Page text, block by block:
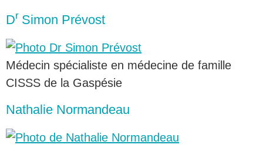
Dr Simon Prévost
Médecin spécialiste en médecine de famille
CISSS de la Gaspésie
Nathalie Normandeau